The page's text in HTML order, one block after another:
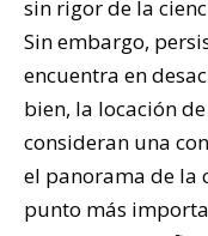
sin rigor de la
Sin embargo,
encuentra en
bien, la locación
consideran una
el panorama de la
punto más